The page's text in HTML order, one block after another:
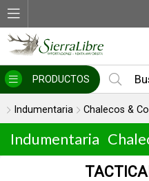
PRODUCTOS
Indumentaria Chalecos &
Indumentaria